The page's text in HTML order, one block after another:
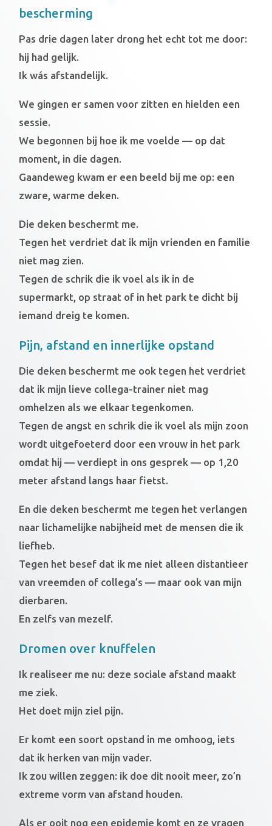
bescherming
Pas drie dagen later drong het echt tot me door:
hij had gelijk.
Ik wás afstandelijk.
We gingen er samen voor zitten en hielden een
sessie.
We begonnen bij hoe ik me voelde — op dat
moment, in die dagen.
Gaandeweg kwam er een beeld bij me op: een
zware, warme deken.
Die deken beschermt me.
Tegen het verdriet dat ik mijn vrienden en familie
niet mag zien.
Tegen de schrik die ik voel als ik in de
supermarkt, op straat of in het park te dicht bij
iemand dreig te komen.
Pijn, afstand en innerlijke opstand
Die deken beschermt me ook tegen het verdriet
dat ik mijn lieve collega-trainer niet mag
omhelzen als we elkaar tegenkomen.
Tegen de angst en schrik die ik voel als mijn zoon
wordt uitgefoeterd door een vrouw in het park
omdat hij — verdiept in ons gesprek — op 1,20
meter afstand langs haar fietst.
En die deken beschermt me tegen het verlangen
naar lichamelijke nabijheid met de mensen die ik
liefheb.
Tegen het besef dat ik me niet alleen distantieer
van vreemden of collega’s — maar ook van mijn
dierbaren.
En zelfs van mezelf.
Dromen over knuffelen
Ik realiseer me nu: deze sociale afstand maakt
me ziek.
Het doet mijn ziel pijn.
Er komt een soort opstand in me omhoog, iets
dat ik herken van mijn vader.
Ik zou willen zeggen: ik doe dit nooit meer, zo’n
extreme vorm van afstand houden.
Als er ooit nog een epidemie komt en ze vragen